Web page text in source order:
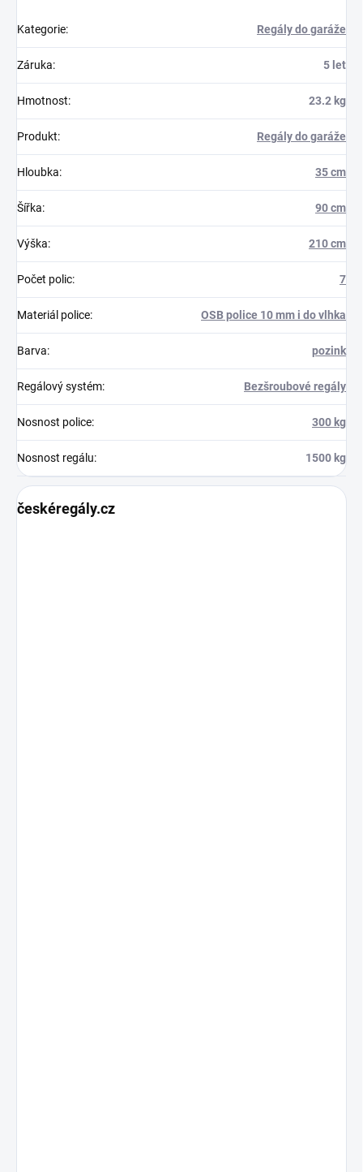
Kategorie: Regály do garáže
Záruka: 5 let
Hmotnost: 23.2 kg
Produkt: Regály do garáže
Hloubka: 35 cm
Šířka: 90 cm
Výška: 210 cm
Počet polic: 7
Materiál police: OSB police 10 mm i do vlhka
Barva: pozink
Regálový systém: Bezšroubové regály
Nosnost police: 300 kg
Nosnost regálu: 1500 kg
českéregály.cz